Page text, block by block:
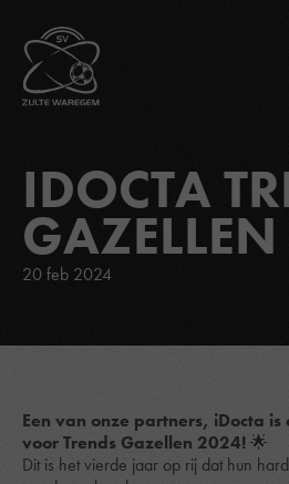
IDOCTA
20 feb 2024
Een van onze partners, iDocta is
voor Trends Gazellen 2024!🌟
Dit is het vierde jaar op rij dat hun